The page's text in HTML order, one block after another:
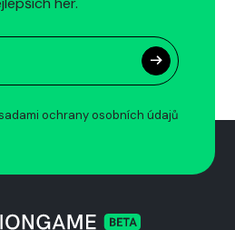
ochrany osobních údajů